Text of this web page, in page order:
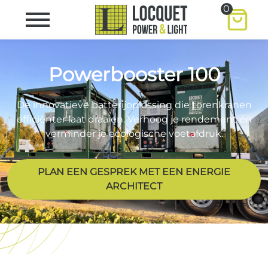
0
Powerbooster 100
De innovatieve batterijoplossing die torenkranen
efficiënter laat draaien. Verhoog je rendement én
verminder je ecologische voetafdruk.
PLAN EEN GESPREK MET EEN ENERGIE
ARCHITECT